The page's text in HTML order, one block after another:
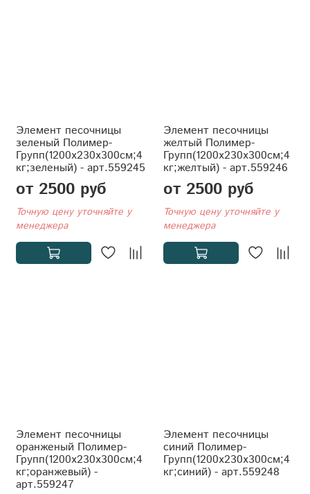
Элемент песочницы
зеленый Полимер-
Групп(1200x230x300см;4
кг;зеленый) - арт.559245
от 2500 руб
Точную цену уточняйте у
менеджера
Элемент песочницы
желтый Полимер-
Групп(1200x230x300см;4
кг;желтый) - арт.559246
от 2500 руб
Точную цену уточняйте у
менеджера
Элемент песочницы
оранженый Полимер-
Групп(1200x230x300см;4
кг;оранжевый) -
арт.559247
Элемент песочницы
синий Полимер-
Групп(1200x230x300см;4
кг;синий) - арт.559248